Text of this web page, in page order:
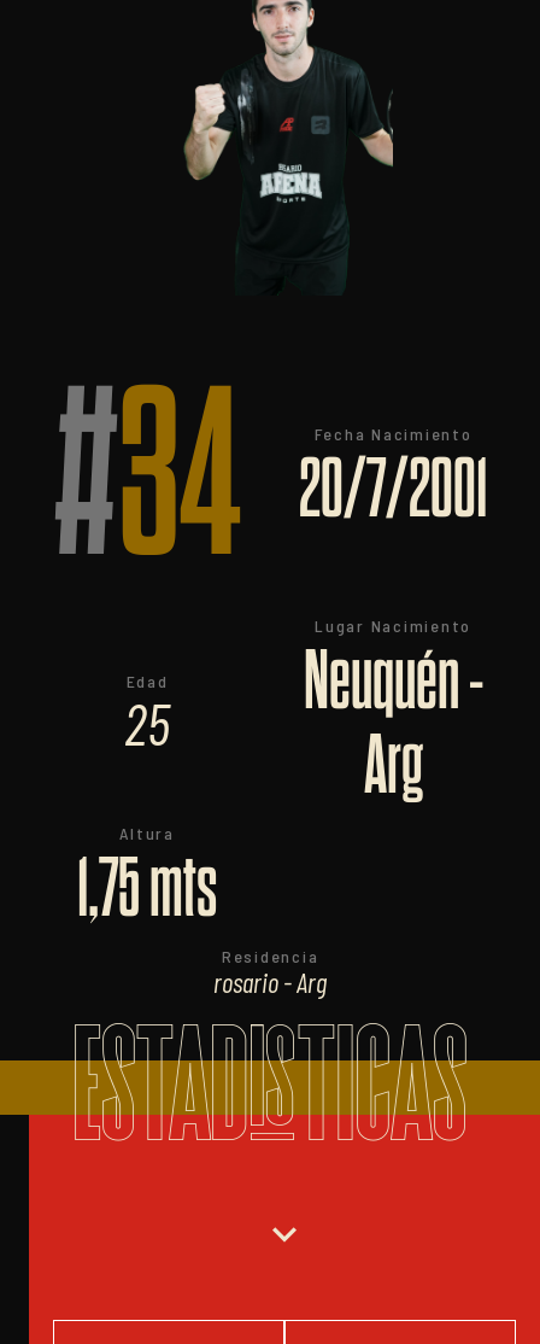
#34 Fecha Nacimiento
20/7/2001
Edad
25
Lugar Nacimiento
Neuquén -
Arg
Altura
1,75 mts
Residencia
rosario - Arg
ESTADISTICAS
expand_more